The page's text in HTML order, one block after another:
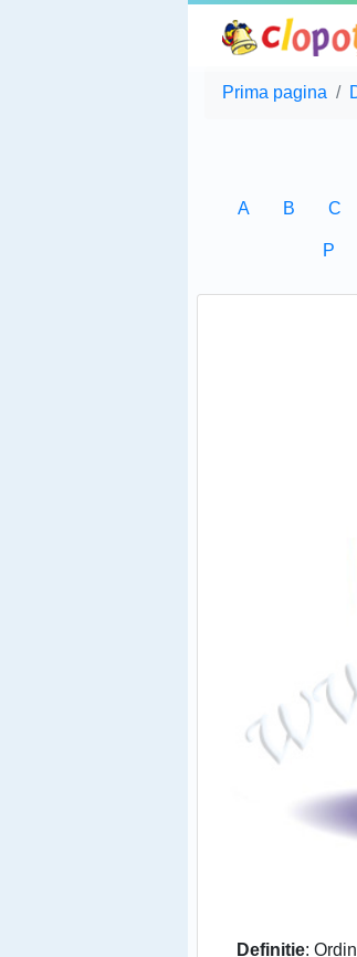
Prima pagina
A B C
P
Definitie: